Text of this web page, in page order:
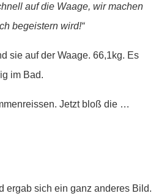
auf die Waage, wir machen
begeistern wird!“
sie auf der Waage. 66,1kg. Es
im Bad.
Jetzt bloß die …
ergab sich ein ganz anderes Bild.